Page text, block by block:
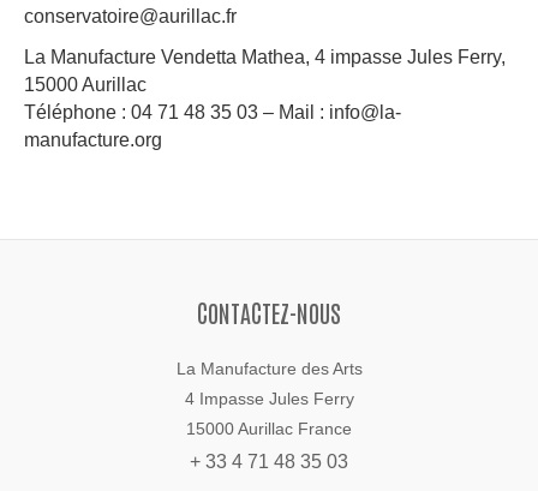
conservatoire@aurillac.fr
La Manufacture Vendetta Mathea, 4 impasse Jules Ferry,
15000 Aurillac
Téléphone : 04 71 48 35 03 – Mail : info@la-
manufacture.org
CONTACTEZ-NOUS
La Manufacture des Arts
4 Impasse Jules Ferry
15000 Aurillac France
+ 33 4 71 48 35 03